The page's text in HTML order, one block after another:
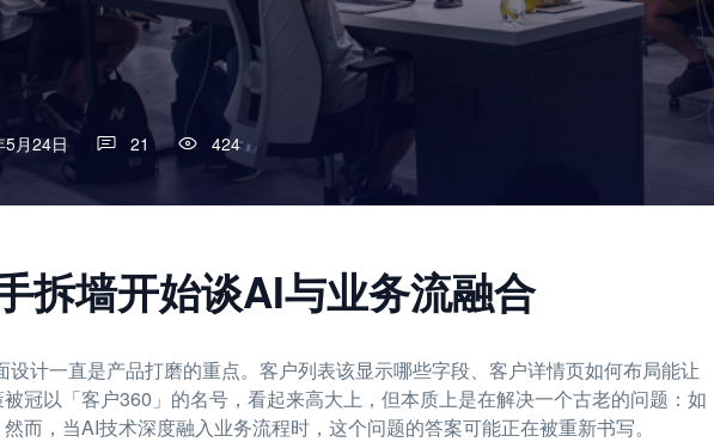
5月24日 21 424
拆墙开始谈AI与业务流融合
计一直是产品打磨的重点。客户列表该显示哪些字段、客户详情页如何布局能让
以「客户360」的名号，看起来高大上，但本质上是在解决一个古老的问题：如
而，当AI技术深度融入业务流程时，这个问题的答案可能正在被重新书写。